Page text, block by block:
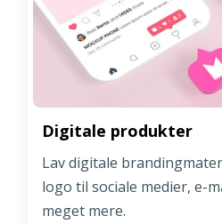
Digitale produkter
Lav digitale
logo til sociale medier, e-
meget mere.